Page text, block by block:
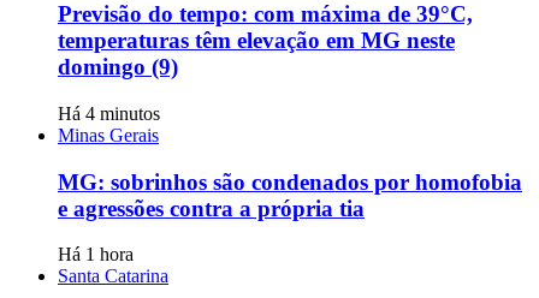
Previsão do tempo: com máxima de 39°C,
temperaturas têm elevação em MG neste
domingo (9)
Há 4 minutos
Minas Gerais
MG: sobrinhos são condenados por homofobia
e agressões contra a própria tia
Há 1 hora
Santa Catarina